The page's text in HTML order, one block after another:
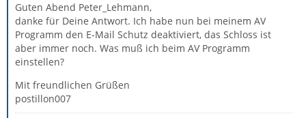
Guten Abend Peter_Lehmann,
danke für Deine Antwort. Ich habe nun bei meinem AV
Programm den E-Mail Schutz deaktiviert, das Schloss ist
aber immer noch. Was muß ich beim AV Programm
einstellen?
Mit freundlichen Grüßen
postillon007